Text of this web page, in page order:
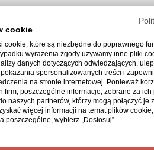
cookie
cookie, które są niezbędne do poprawnego
wyrażenia zgody używamy inne pliki
danych dotyczących odwiedzających,
spersonalizowanych treści i
na stronie internetowej. Ponieważ
firm, poszczególne informacje, zebrane za ich
naszych partnerów, którzy mogą połączyć je
więcej informacji na temat plików cookie,
poszczególne, wybierz „Dostosuj”.